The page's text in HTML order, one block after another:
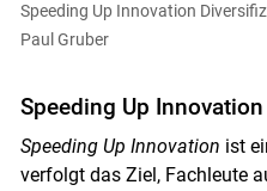
Speeding Up Innovation
Paul Gruber
Speeding Up Innovation
Speeding Up Innovation ist
verfolgt das Ziel, Fachleute